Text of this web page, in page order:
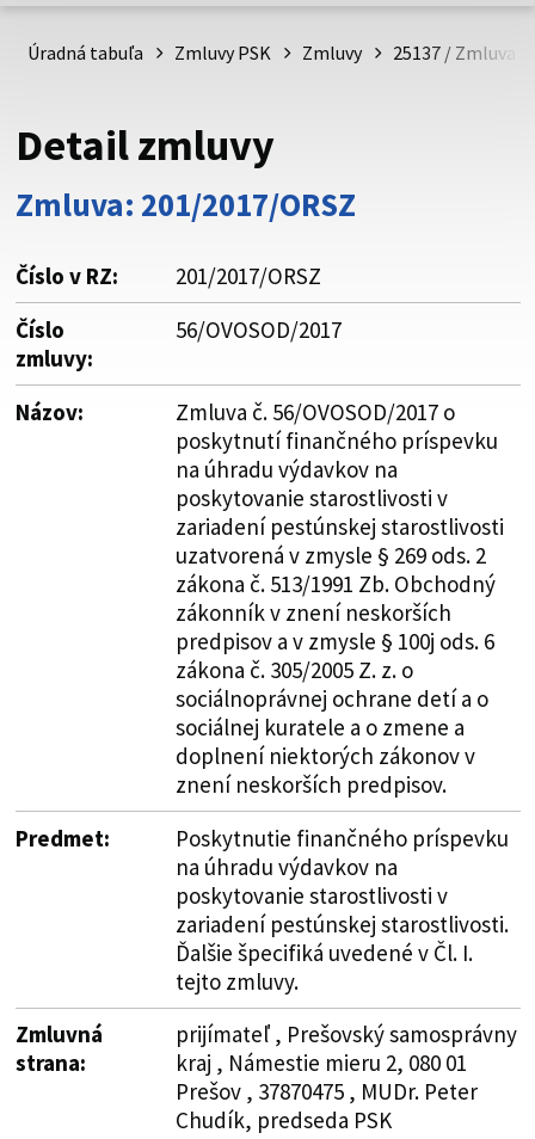
psk.sk.
Buďte pozorní a vždy sa uistite, že zdieľate informácie iba
cez zabezpečenú webovú stránku. Zabezpečená stránka
vždy začína https:// pred názvom domény webového sídla.
Úradná tabuľa Zmluvy PSK Zmluvy 25137 / Zmluva
Detail zmluvy
Zmluva: 201/2017/ORSZ
Číslo v RZ:
201/2017/ORSZ
Číslo
zmluvy:
56/OVOSOD/2017
Názov:
Zmluva č. 56/OVOSOD/2017 o
poskytnutí finančného príspevku
na úhradu výdavkov na
poskytovanie starostlivosti v
zariadení pestúnskej starostlivosti
uzatvorená v zmysle § 269 ods. 2
zákona č. 513/1991 Zb. Obchodný
zákonník v znení neskorších
predpisov a v zmysle § 100j ods. 6
zákona č. 305/2005 Z. z. o
sociálnoprávnej ochrane detí a o
sociálnej kuratele a o zmene a
doplnení niektorých zákonov v
znení neskorších predpisov.
Predmet:
Poskytnutie finančného príspevku
na úhradu výdavkov na
poskytovanie starostlivosti v
zariadení pestúnskej starostlivosti.
Ďalšie špecifiká uvedené v Čl. I.
tejto zmluvy.
Zmluvná
strana:
prijímateľ , Prešovský samosprávny
kraj , Námestie mieru 2, 080 01
Prešov , 37870475 , MUDr. Peter
Chudík, predseda PSK